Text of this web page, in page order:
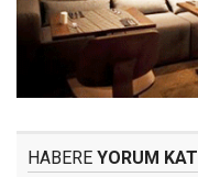
HABERE YORUM KAT